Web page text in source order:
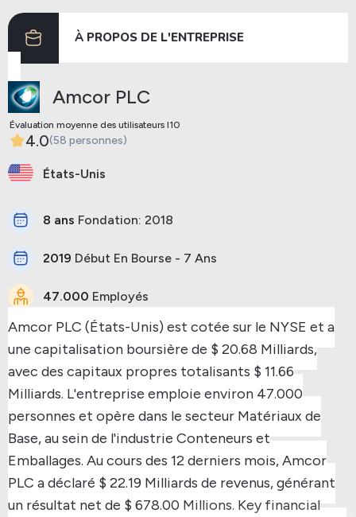
À PROPOS DE L'ENTREPRISE
Amcor PLC
Évaluation moyenne des utilisateurs I10
4.0(58 personnes)
États-Unis
8 ans Fondation: 2018
2019 Début En Bourse - 7 Ans
47.000 Employés
Amcor PLC (États-Unis) est cotée sur le NYSE et a
une capitalisation boursière de $ 20.68 Milliards,
avec des capitaux propres totalisants $ 11.66
Milliards. L'entreprise emploie environ 47.000
personnes et opère dans le secteur Matériaux de
Base, au sein de l'industrie Conteneurs et
Emballages. Au cours des 12 derniers mois, Amcor
PLC a déclaré $ 22.19 Milliards de revenus, générant
un résultat net de $ 678.00 Millions. Key financial